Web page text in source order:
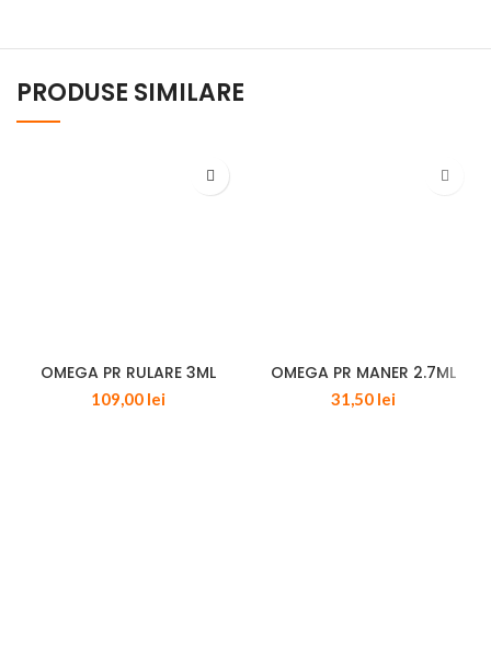
PRODUSE SIMILARE
OMEGA PR RULARE 3ML
109,00 lei
OMEGA PR MANER 2.7ML
31,50 lei